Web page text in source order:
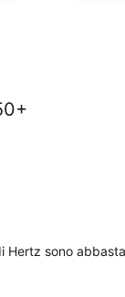
Hertz sono